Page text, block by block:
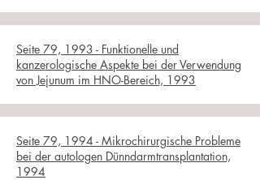
Seite 79, 1993 - Funktionelle und
kanzerologische Aspekte bei der Verwendung
von Jejunum im HNO-Bereich, 1993
Seite 79, 1994 - Mikrochirurgische Probleme
bei der autologen Dünndarmtransplantation,
1994